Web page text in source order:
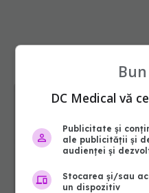
DC Medical vă
Publicitate și
ale publicității și
audienței și
Stocarea și/sau
un dispozitiv